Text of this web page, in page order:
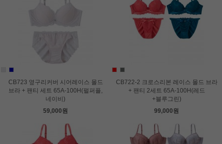
CB723 옆구리커버 시어레이스 몰드
브라 + 팬티 세트 65A-100H(펄퍼플,
네이비)
59,000원
CB722-2 크로스리본 레이스 몰드 브라
+ 팬티 2세트 65A-100H(레드
+블루그린)
99,000원